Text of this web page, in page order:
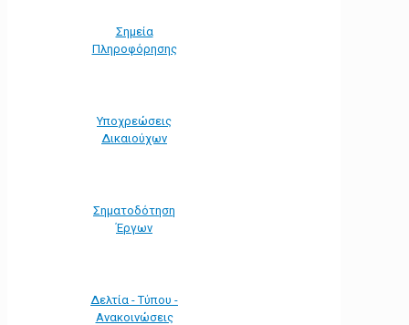
Σημεία
Πληροφόρησης
Υποχρεώσεις
Δικαιούχων
Σηματοδότηση
Έργων
Δελτία - Τύπου -
Ανακοινώσεις